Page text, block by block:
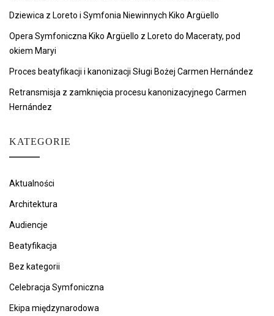
Dziewica z Loreto i Symfonia Niewinnych Kiko Argüello
Opera Symfoniczna Kiko Argüello z Loreto do Maceraty, pod
okiem Maryi
Proces beatyfikacji i kanonizacji Sługi Bożej Carmen Hernández
Retransmisja z zamknięcia procesu kanonizacyjnego Carmen
Hernández
KATEGORIE
Aktualności
Architektura
Audiencje
Beatyfikacja
Bez kategorii
Celebracja Symfoniczna
Ekipa międzynarodowa